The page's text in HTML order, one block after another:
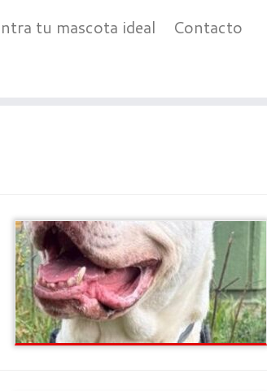
tu mascota ideal Contacto